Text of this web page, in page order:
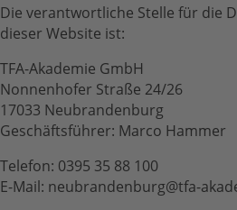
Die verantwortliche Stelle für die
dieser Website ist:
TFA-Akademie GmbH
Nonnenhofer Straße 24/26
17033 Neubrandenburg
Geschäftsführer: Marco Hammer
Telefon: 0395 35 88 100
E-Mail: neubrandenburg@tfa-